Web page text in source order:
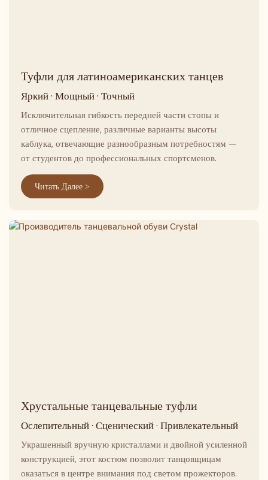
Туфли для латиноамериканских танцев
Яркий · Мощный · Точный
Исключительная гибкость передней части стопы и
отличное сцепление, различные варианты высоты
каблука, отвечающие разнообразным потребностям —
от студентов до профессиональных спортсменов.
Читать Далее >
Хрустальные танцевальные туфли
Ослепительный · Сценический · Привлекательный
Украшенный вручную кристаллами и двойной усиленной
конструкцией, этот костюм позволит танцовщицам
оказаться в центре внимания под светом прожекторов.